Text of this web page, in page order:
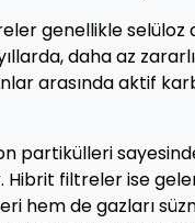
genellikle
daha az
arasında aktif
partikülleri
Hibrit filtreler ise
hem de gazları